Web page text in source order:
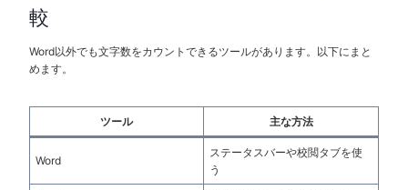
較
Word以外でも文字数をカウントできるツールがあります。以下にまと
めます。
ツール 主な方法
Word
ステータスバーや校閲タブを使
う